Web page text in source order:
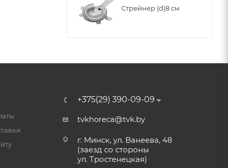
Стрейнер (d)8 см
+375(29) 390-09-09
tvkhoreca@tvk.by
г. Минск, ул. Ванеева, 48
(заезд со стороны
ул. Тростенецкая)